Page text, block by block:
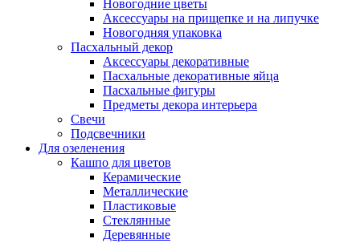
Новогодние цветы
Аксессуары на прищепке и на липучке
Новогодняя упаковка
Пасхальный декор
Аксессуары декоративные
Пасхальные декоративные яйца
Пасхальные фигуры
Предметы декора интерьера
Свечи
Подсвечники
Для озеленения
Кашпо для цветов
Керамические
Металлические
Пластиковые
Стеклянные
Деревянные